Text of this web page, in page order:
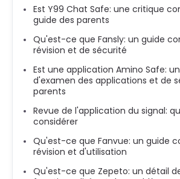
Est Y99 Chat Safe: une critique
guide des parents
Qu'est-ce que Fansly: un guide
révision et de sécurité
Est une application Amino Safe:
d'examen des applications et de
parents
Revue de l'application du signal:
considérer
Qu'est-ce que Fanvue: un guide
révision et d'utilisation
Qu'est-ce que Zepeto: un détail